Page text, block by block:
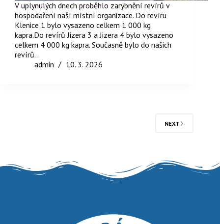
V uplynulých dnech proběhlo zarybnění revírů v
hospodaření naší místní organizace. Do revíru
Klenice 1 bylo vysazeno celkem 1 000 kg
kapra.Do revírů Jizera 3 a Jizera 4 bylo vysazeno
celkem 4 000 kg kapra. Současně bylo do našich
revírů…
admin
10. 3. 2026
NEXT